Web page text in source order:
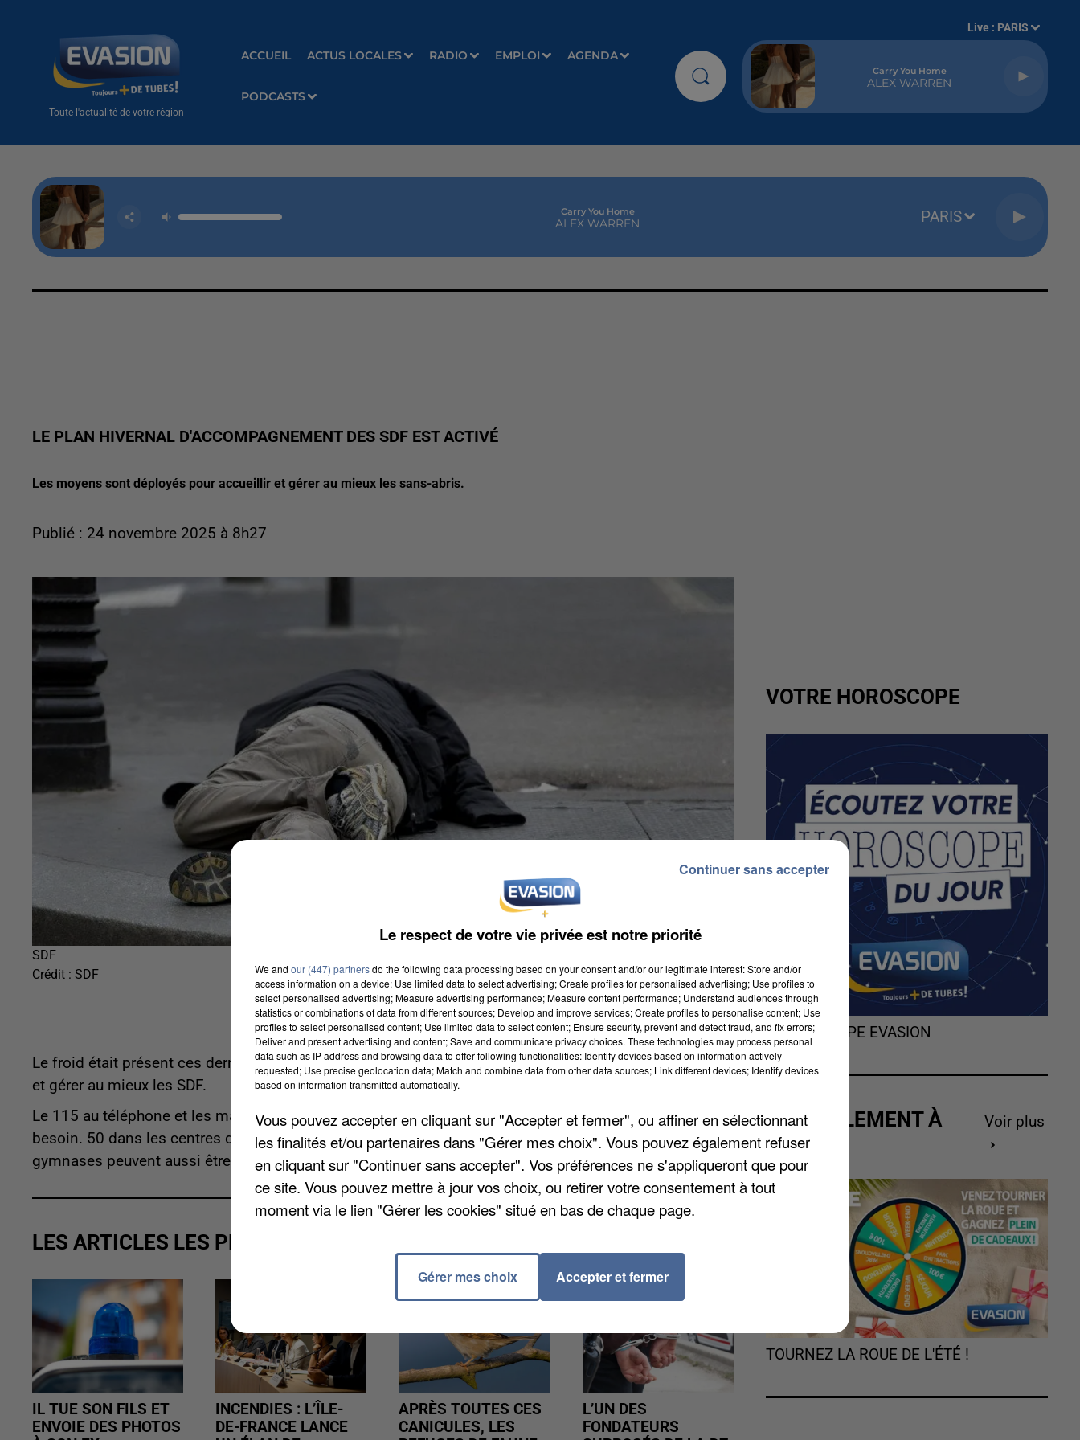
Toute l'actualité de votre région
ACCUEIL ACTUS LOCALES RADIO EMPLOI AGENDA
PODCASTS
Live : PARIS
Carry You Home
ALEX WARREN
Carry You Home
ALEX WARREN PARIS
LE PLAN HIVERNAL D'ACCOMPAGNEMENT DES SDF EST ACTIVÉ
Les moyens sont déployés pour accueillir et gérer au mieux les sans-abris.
Publié : 24 novembre 2025 à 8h27
SDF
Crédit : SDF
Le froid était présent ces derniers jours et en Seine-et-Marne, les moyens sont déployés pour accueillir
et gérer au mieux les SDF.
Le 115 au téléphone et les maraudes, pour commencer. Mais aussi davantage de places d'abri, si
besoin. 50 dans les centres d'hébergement et hôtels, en cas de "Grand Froid" dont 20 à Melun. Des
gymnases peuvent aussi être réquisitionnés : là ce sont 40 places à Melun et autant à Provins.
LES ARTICLES LES PLUS VUS
IL TUE SON FILS ET
ENVOIE DES PHOTOS
INCENDIES : L’ÎLE-
DE-FRANCE LANCE
APRÈS TOUTES CES
CANICULES, LES
L’UN DES
FONDATEURS
VOTRE HOROSCOPE
L'HOROSCOPE EVASION
ACTUELLEMENT À
GAGNER
Voir plus
TOURNEZ LA ROUE DE L'ÉTÉ !
Le respect de votre vie privée est notre priorité
We and our (447) partnersdo the following data processing based on your consent and/or our legitimate interest: Store and/or
access information on a device; Use limited data to select advertising; Create profiles for personalised advertising; Use profiles to
select personalised advertising; Measure advertising performance; Measure content performance; Understand audiences through
statistics or combinations of data from different sources; Develop and improve services; Create profiles to personalise content; Use
profiles to select personalised content; Use limited data to select content; Ensure security, prevent and detect fraud, and fix errors;
Deliver and present advertising and content; Save and communicate privacy choices. These technologies may process personal
data such as IP address and browsing data to offer following functionalities: Identify devices based on information actively
requested; Use precise geolocation data; Match and combine data from other data sources; Link different devices; Identify devices
based on information transmitted automatically.
Vous pouvez accepter en cliquant sur "Accepter et fermer", ou affiner en sélectionnant
les finalités et/ou partenaires dans "Gérer mes choix". Vous pouvez également refuser
en cliquant sur "Continuer sans accepter". Vos préférences ne s'appliqueront que pour
ce site. Vous pouvez mettre à jour vos choix, ou retirer votre consentement à tout
moment via le lien "Gérer les cookies" situé en bas de chaque page.
Gérer mes choix Accepter et fermer
Continuer sans accepter